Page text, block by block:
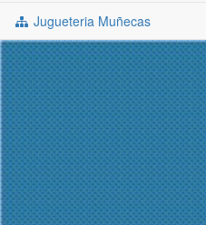
Jugueteria Muñecas